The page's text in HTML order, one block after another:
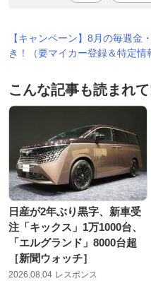
【キャンペーン】8月の毎週金
き！（要マイカー登録＆特定情
こんな記事も読まれ
日産が2年ぶり黒字、新車受
注「キックス」1万1000台、
「エルグランド」8000台超
［新聞ウォッチ］
2026.08.04 レスポンス